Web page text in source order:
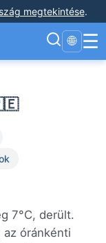
megtekintése.
🌐 ☰
7°C, derült.
óránkénti